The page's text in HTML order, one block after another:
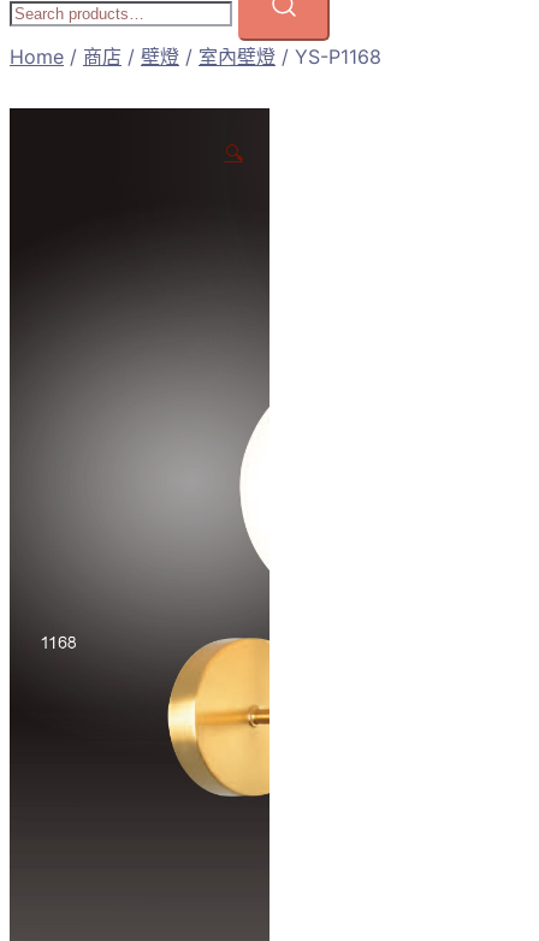
Home / 商店 / 壁燈 / 室內壁燈 / YS-P1168
🔍